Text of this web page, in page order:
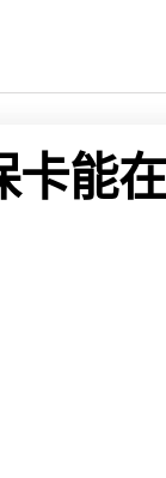
卡能